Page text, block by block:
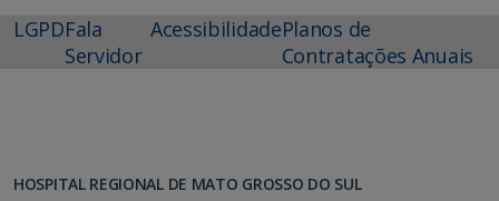
LGPDFala
Servidor
AcessibilidadePlanos de
Contratações Anuais
HOSPITAL REGIONAL DE MATO GROSSO DO SUL